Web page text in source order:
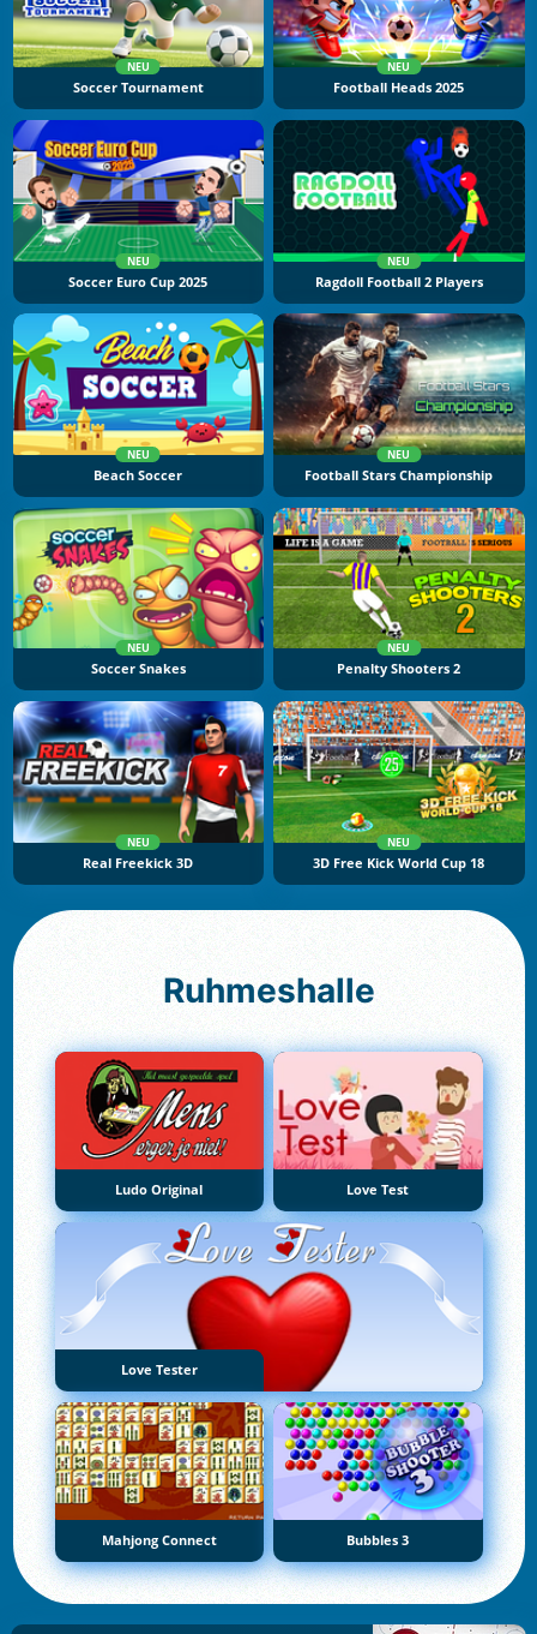
NEU
Soccer Tournament
NEU
Football Heads 2025
NEU
Soccer Euro Cup 2025
NEU
Ragdoll Football 2 Players
NEU
Beach Soccer
NEU
Football Stars Championship
NEU
Soccer Snakes
NEU
Penalty Shooters 2
NEU
Real Freekick 3D
NEU
3D Free Kick World Cup 18
Ruhmeshalle
Ludo Original Love Test
Love Tester
Mahjong Connect Bubbles 3